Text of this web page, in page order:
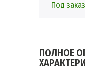
Под заказ
ПОЛНОЕ